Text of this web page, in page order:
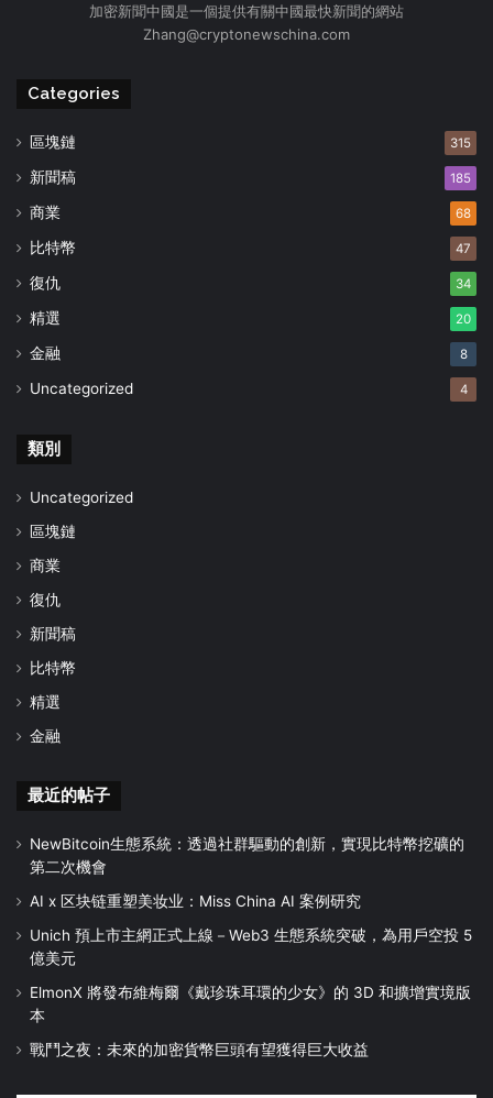
加密新聞中國是一個提供有關中國最快新聞的網站
Zhang@cryptonewschina.com
Categories
區塊鏈 315
新聞稿 185
商業 68
比特幣 47
復仇 34
精選 20
金融 8
Uncategorized 4
類別
Uncategorized
區塊鏈
商業
復仇
新聞稿
比特幣
精選
金融
最近的帖子
NewBitcoin生態系統：透過社群驅動的創新，實現比特幣挖礦的
第二次機會
AI x 区块链重塑美妆业：Miss China AI 案例研究
Unich 預上市主網正式上線－Web3 生態系統突破，為用戶空投 5
億美元
ElmonX 將發布維梅爾《戴珍珠耳環的少女》的 3D 和擴增實境版
本
戰鬥之夜：未來的加密貨幣巨頭有望獲得巨大收益